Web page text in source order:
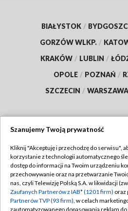
BIAŁYSTOK /
GORZÓW WLKP. /
KRAKÓW / LUBLIN /
OPOLE / POZNAŃ /
SZCZECIN / WARSZAWA
TVP
Abonament TVP
Emisja w TVP
Centrum informacji TVP
Regulamin
Polityka
Moje
Szanujemy Twoją prywatność
Kliknij "Akceptuję i przechodzę do serwisu",
korzystanie z technologii automatycznego
dostęp do informacji na Twoim urządzeniu
przechowywanie oraz na przetwarzanie
nas, czyli Telewizję Polską S.A. w likwidacji
Zaufanych Partnerów z IAB* (1201 firm) oraz
Partnerów TVP (93 firm), w celach
zautomatyzowanego dopasowania reklam